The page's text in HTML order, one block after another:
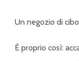
Un negozio di
È proprio così: